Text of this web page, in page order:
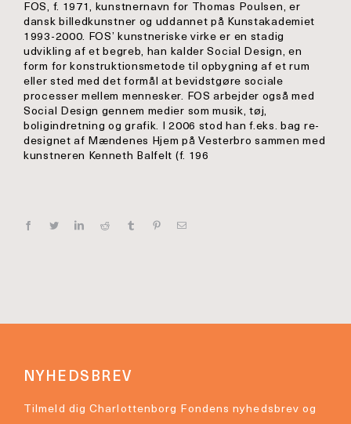
FOS, f. 1971, kunstnernavn for Thomas Poulsen, er
dansk billedkunstner og uddannet på Kunstakademiet
1993-2000. FOS’ kunstneriske virke er en stadig
udvikling af et begreb, han kalder Social Design, en
form for konstruktionsmetode til opbygning af et rum
eller sted med det formål at bevidstgøre sociale
processer mellem mennesker. FOS arbejder også med
Social Design gennem medier som musik, tøj,
boligindretning og grafik. I 2006 stod han f.eks. bag re-
designet af Mændenes Hjem på Vesterbro sammen med
kunstneren Kenneth Balfelt (f. 196
FacebookTwitter LinkedInReddit Tumblr Pinterest
E-
NYHEDSBREV
Tilmeld dig Charlottenborg Fondens nyhedsbrev og